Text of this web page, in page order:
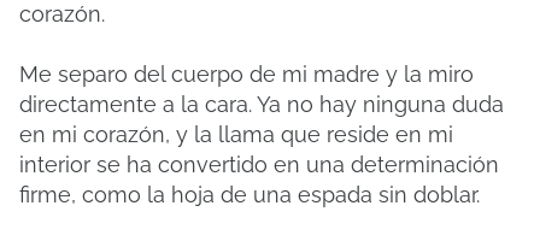
corazón.
Me separo del cuerpo de mi madre y la miro
directamente a la cara. Ya no hay ninguna duda
en mi corazón, y la llama que reside en mi
interior se ha convertido en una determinación
firme, como la hoja de una espada sin doblar.